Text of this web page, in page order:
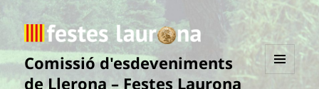
Comissió d'esdeveniments
de Llerona – Festes Laurona